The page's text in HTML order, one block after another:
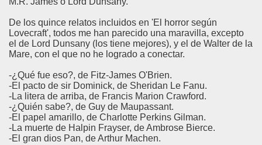
De los quince relatos incluidos en 'El horror según
Lovecraft', todos me han parecido una maravilla, excepto
el de Lord Dunsany (los tiene mejores), y el de Walter de la
Mare, con el que no he logrado a conectar.
-¿Qué fue eso?, de Fitz-James O'Brien.
-El pacto de sir Dominick, de Sheridan Le Fanu.
-La litera de arriba, de Francis Marion Crawford.
-¿Quién sabe?, de Guy de Maupassant.
-El papel amarillo, de Charlotte Perkins Gilman.
-La muerte de Halpin Frayser, de Ambrose Bierce.
-El gran dios Pan, de Arthur Machen.